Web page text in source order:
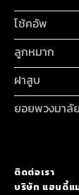
โช้คอัพ
ลูกหมาก
ฝาสูบ
ยอยพวงมาลัย
ติดต่อเรา
บริษัท แฮนดี้แ